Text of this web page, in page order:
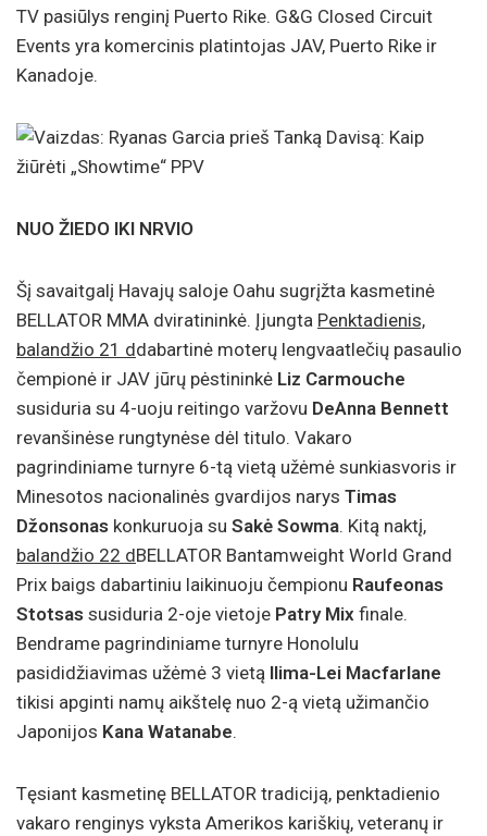
TV pasiūlys renginį Puerto Rike. G&G Closed Circuit
Events yra komercinis platintojas JAV, Puerto Rike ir
Kanadoje.
NUO ŽIEDO IKI NRVIO
Šį savaitgalį Havajų saloje Oahu sugrįžta kasmetinė
BELLATOR MMA dviratininkė. Įjungta Penktadienis,
balandžio 21 ddabartinė moterų lengvaatlečių pasaulio
čempionė ir JAV jūrų pėstininkė Liz Carmouche
susiduria su 4-uoju reitingo varžovu DeAnna Bennett
revanšinėse rungtynėse dėl titulo. Vakaro
pagrindiniame turnyre 6-tą vietą užėmė sunkiasvoris ir
Minesotos nacionalinės gvardijos narys Timas
Džonsonas konkuruoja su Sakė Sowma. Kitą naktį,
balandžio 22 dBELLATOR Bantamweight World Grand
Prix baigs dabartiniu laikinuoju čempionu Raufeonas
Stotsas susiduria 2-oje vietoje Patry Mix finale.
Bendrame pagrindiniame turnyre Honolulu
pasididžiavimas užėmė 3 vietą Ilima-Lei Macfarlane
tikisi apginti namų aikštelę nuo 2-ą vietą užimančio
Japonijos Kana Watanabe.
Tęsiant kasmetinę BELLATOR tradiciją, penktadienio
vakaro renginys vyksta Amerikos kariškių, veteranų ir